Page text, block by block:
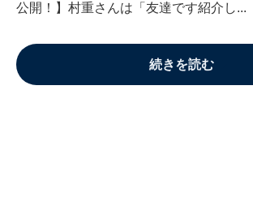
公開！】村重さんは「友達です紹介し...
続きを読む